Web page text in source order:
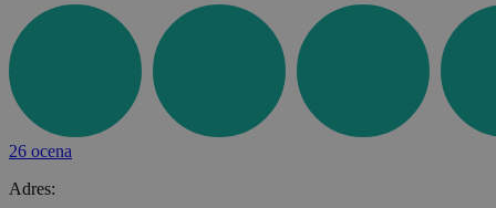
26 ocena
Adres: